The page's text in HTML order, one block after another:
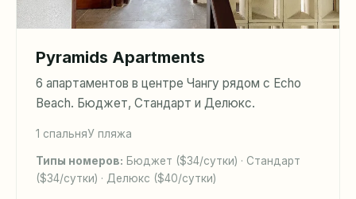
Pyramids Apartments
6 апартаментов в центре Чангу рядом с Echo
Beach. Бюджет, Стандарт и Делюкс.
1 спальняУ пляжа
Типы номеров: Бюджет ($34/сутки) · Стандарт
($34/сутки) · Делюкс ($40/сутки)